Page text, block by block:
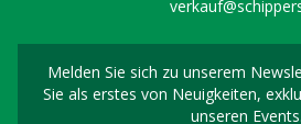
Melden Sie sich zu unserem
Sie als erstes von Neuigkeiten,
unseren Events.